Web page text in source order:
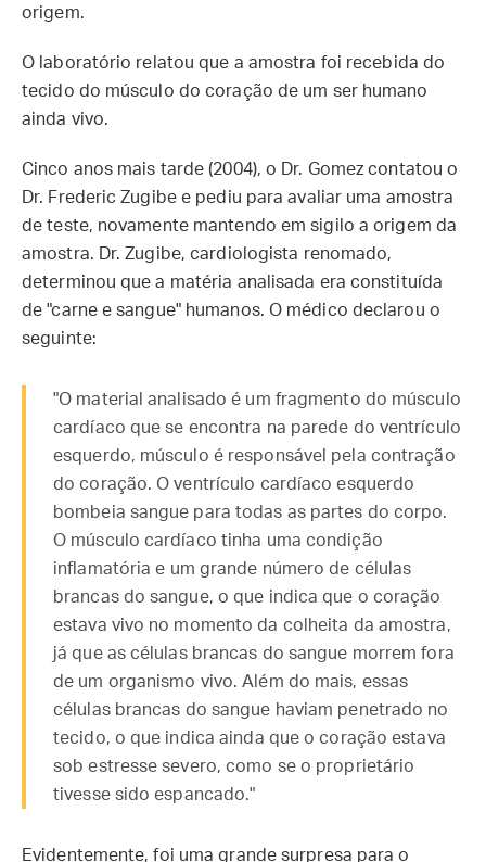
origem.
O laboratório relatou que a amostra foi recebida do
tecido do músculo do coração de um ser humano
ainda vivo.
Cinco anos mais tarde (2004), o Dr. Gomez contatou o
Dr. Frederic Zugibe e pediu para avaliar uma amostra
de teste, novamente mantendo em sigilo a origem da
amostra. Dr. Zugibe, cardiologista renomado,
determinou que a matéria analisada era constituída
de "carne e sangue" humanos. O médico declarou o
seguinte:
"O material analisado é um fragmento do músculo
cardíaco que se encontra na parede do ventrículo
esquerdo, músculo é responsável pela contração
do coração. O ventrículo cardíaco esquerdo
bombeia sangue para todas as partes do corpo.
O músculo cardíaco tinha uma condição
inflamatória e um grande número de células
brancas do sangue, o que indica que o coração
estava vivo no momento da colheita da amostra,
já que as células brancas do sangue morrem fora
de um organismo vivo. Além do mais, essas
células brancas do sangue haviam penetrado no
tecido, o que indica ainda que o coração estava
sob estresse severo, como se o proprietário
tivesse sido espancado."
Evidentemente, foi uma grande surpresa para o